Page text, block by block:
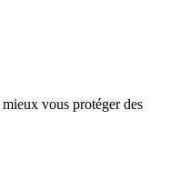
vous protéger des